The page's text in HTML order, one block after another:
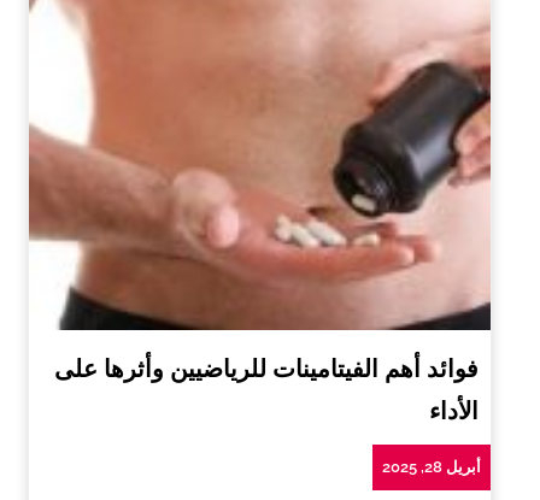
فوائد أهم الفيتامينات للرياضيين وأثرها على
الأداء
أبريل 28, 2025